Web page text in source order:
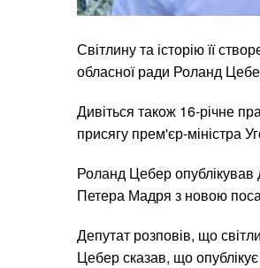
Світлину та історію її
обласної ради Роланд
Дивіться також 16-річне
присягу прем'єр-міністра
Роланд Цебер опублікував
Петера Мадря з новою
Депутат розповів, що
Цебер сказав, що